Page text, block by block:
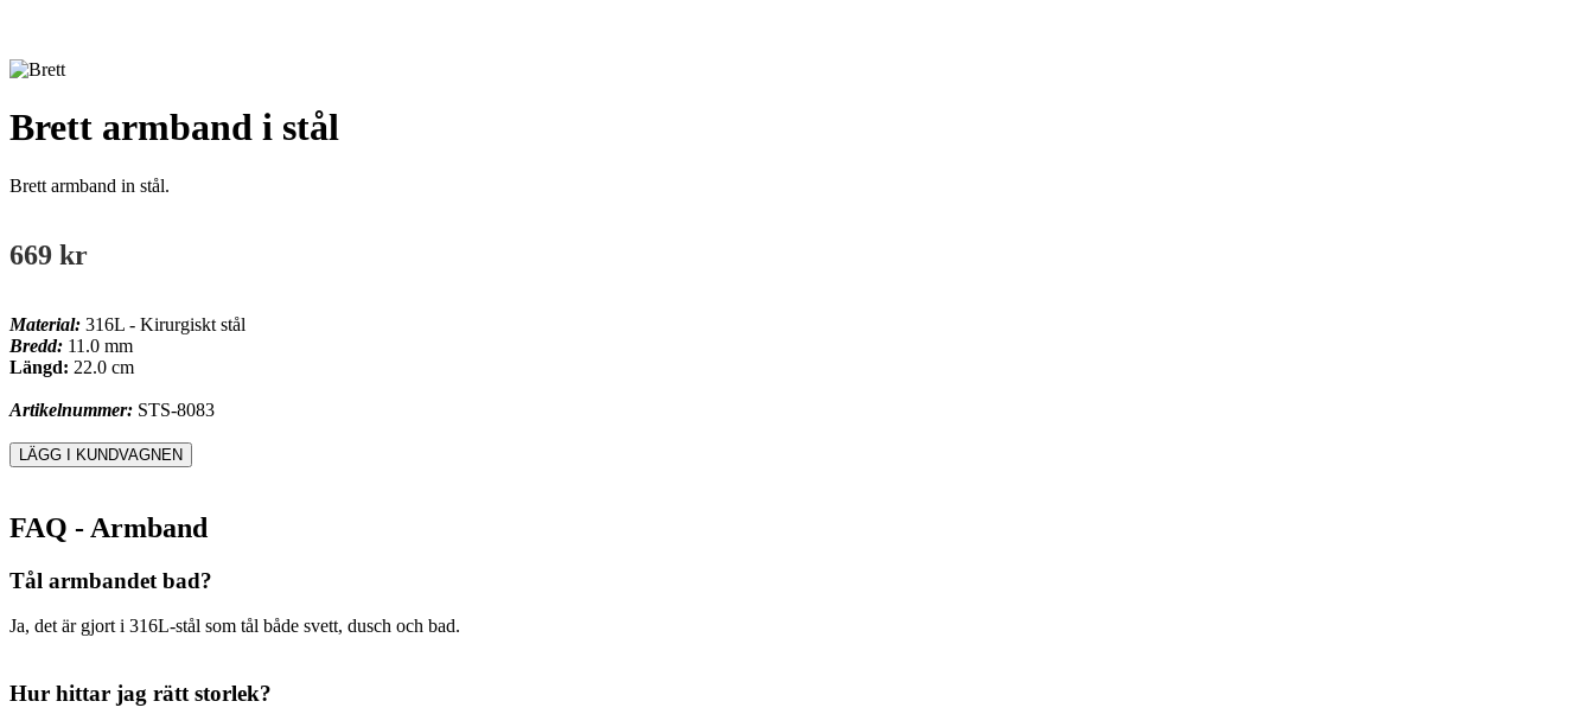
Brett armband i stål
Brett armband in stål.
669 kr
Material: 316L - Kirurgiskt stål
Bredd: 11.0 mm
Längd: 22.0 cm
Artikelnummer: STS-8083
FAQ - Armband
Tål armbandet bad?
Ja, det är gjort i 316L-stål som tål både svett, dusch och bad.
Hur hittar jag rätt storlek?